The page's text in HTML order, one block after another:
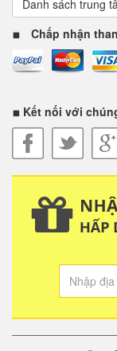
Danh sách trung
Chấp nhận
Kết nối với